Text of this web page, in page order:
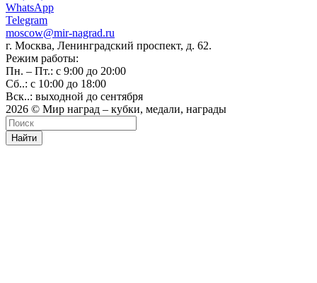
WhatsApp
Telegram
moscow@mir-nagrad.ru
г. Москва, Ленинградский проспект, д. 62.
Режим работы:
Пн. – Пт.: с 9:00 до 20:00
Сб..: с 10:00 до 18:00
Вск..: выходной до сентября
2026 © Мир наград – кубки, медали, награды
Найти